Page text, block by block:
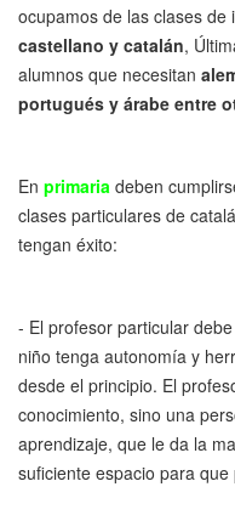
ocupamos de las clases
castellano y catalán,
alumnos que necesitan
portugués y árabe entre
En primaria deben
clases particulares de
tengan éxito:
- El profesor particular debe
niño tenga autonomía y
desde el principio. El
conocimiento, sino una
aprendizaje, que le da la
suficiente espacio para